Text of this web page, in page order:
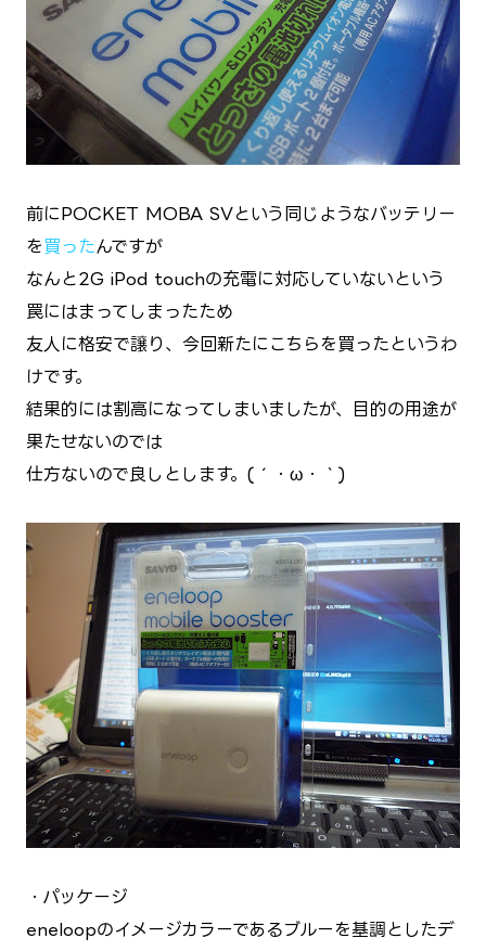
前にPOCKET MOBA SVという同じようなバッテリー
を買ったんですが
なんと2G iPod touchの充電に対応していないという
罠にはまってしまったため
友人に格安で譲り、今回新たにこちらを買ったというわ
けです。
結果的には割高になってしまいましたが、目的の用途が
果たせないのでは
仕方ないので良しとします。(´・ω・｀)
・パッケージ
eneloopのイメージカラーであるブルーを基調としたデ